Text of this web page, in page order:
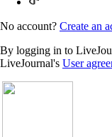
No account? Create an
By logging in to
LiveJournal's User